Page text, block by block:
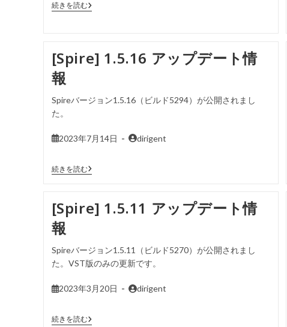
続きを読む
[Spire] 1.5.16 アップデート情
報
Spireバージョン1.5.16（ビルド5294）が公開されまし
た。
2023年7月14日 dirigent
続きを読む
[Spire] 1.5.11 アップデート情
報
Spireバージョン1.5.11（ビルド5270）が公開されまし
た。VST版のみの更新です。
2023年3月20日 dirigent
続きを読む